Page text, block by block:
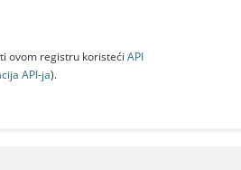
ovom registru koristeći API
API-jа).